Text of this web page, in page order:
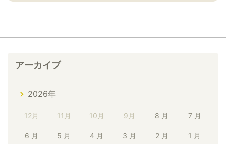
アーカイブ
2026年
12月 11月 10月 9月 8 月 7 月
6 月 5 月 4 月 3 月 2 月 1 月